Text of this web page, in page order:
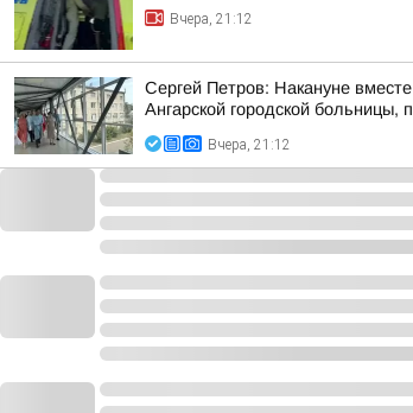
Вчера, 21:12
Сергей Петров: Накануне
Ангарской городской
Вчера, 21:12